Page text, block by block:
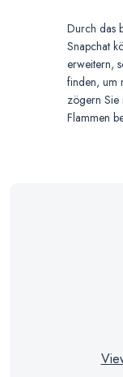
Durch das
Snapchat
erweitern,
finden, um
zögern Sie
Flammen